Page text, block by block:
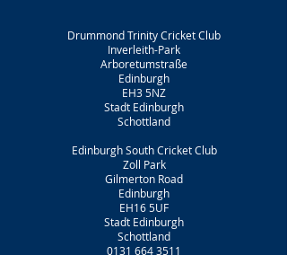
Drummond Trinity Cricket Club
Inverleith-Park
Arboretumstraße
Edinburgh
EH3 5NZ
Stadt Edinburgh
Schottland
Edinburgh South Cricket Club
Zoll Park
Gilmerton Road
Edinburgh
EH16 5UF
Stadt Edinburgh
Schottland
0131 664 3511